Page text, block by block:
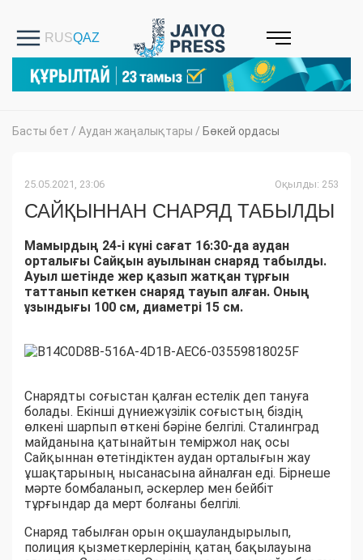
Басты бет / Аудан жаңалықтары / Бөкей ордасы
25.05.2021, 23:06 Оқылды: 253
САЙҚЫННАН СНАРЯД ТАБЫЛДЫ
Мамырдың 24-і күні сағат 16:30-да аудан
орталығы Сайқын ауылынан снаряд табылды.
Ауыл шетінде жер қазып жатқан тұрғын
таттанып кеткен снаряд тауып алған. Оның
ұзындығы 100 см, диаметрі 15 см.
Снарядты соғыстан қалған естелік деп тануға
болады. Екінші дүниежүзілік соғыстың біздің
өлкені шарпып өткені бәріне белгілі. Сталинград
майданына қатынайтын теміржол нақ осы
Сайқыннан өтетіндіктен аудан орталығын жау
ұшақтарының нысанасына айналған еді. Бірнеше
мәрте бомбаланып, әскерлер мен бейбіт
тұрғындар да мерт болғаны белгілі.
Снаряд табылған орын оқшауландырылып,
полиция қызметкерлерінің қатаң бақылауына